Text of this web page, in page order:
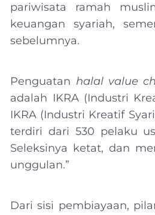
pariwisata ramah
keuangan syariah,
sebelumnya.
Penguatan halal value
adalah IKRA (Industri
IKRA (Industri Kreatif
terdiri dari 530 pelaku
Seleksinya ketat, dan
unggulan.”
Dari sisi pembiayaan,